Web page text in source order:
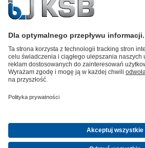
Katalog produktów
O firmieWydarzeniaAktualnościCareer